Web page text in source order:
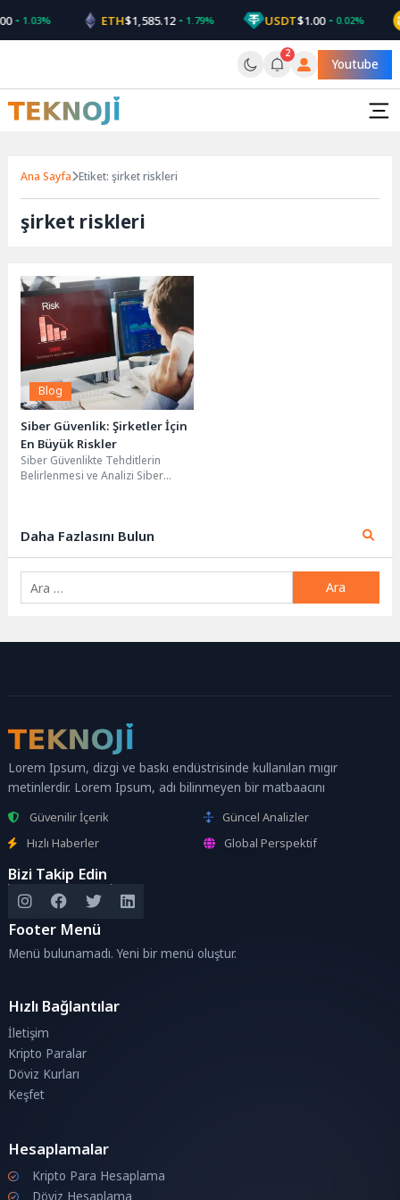
to
content
1.03% ETH$1,585.12 1.79% USDT$1.00 0.02%
2
Youtube
Ana Sayfa Etiket: şirket riskleri
şirket riskleri
Blog
Siber Güvenlik: Şirketler İçin
En Büyük Riskler
Siber Güvenlikte Tehditlerin
Belirlenmesi ve Analizi Siber
Daha Fazlasını Bulun
Lorem Ipsum, dizgi ve baskı endüstrisinde kullanılan mıgır
metinlerdir. Lorem Ipsum, adı bilinmeyen bir matbaacını
Güvenilir İçerik
Güncel Analizler
Hızlı Haberler
Global Perspektif
Bizi Takip Edin
Footer Menü
Menü bulunamadı. Yeni bir menü oluştur.
Hızlı Bağlantılar
İletişim
Kripto Paralar
Döviz Kurları
Keşfet
Hesaplamalar
Kripto Para Hesaplama